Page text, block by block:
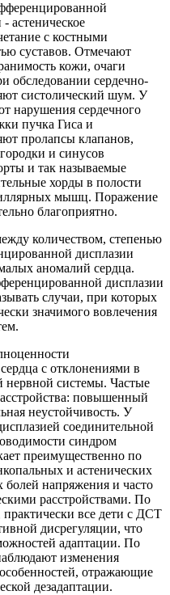
астеническое
с костными
суставов. Отмечают
кожи, очаги
обследовании сердечно-
систолический шум. У
нарушения сердечного
пучка Гиса и
пролапсы клапанов,
и синусов
и так называемые
хорды в полости
мышц. Поражение
благоприятно.
количеством, степенью
дисплазии
аномалий сердца.
дисплазии
случаи, при которых
значимого вовлечения
с отклонениями в
нервной системы. Частые
повышенный
неустойчивость. У
соединительной
синдром
преимущественно по
и астенических
болей напряжения и часто
расстройствами. По
все дети с ДСТ
дисрегуляции, что
адаптации. По
изменения
отражающие
дезадаптации.